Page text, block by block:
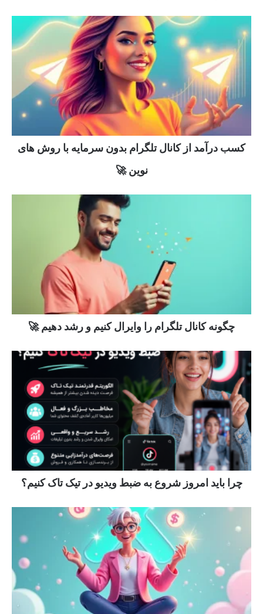
کسب درآمد از کانال تلگرام بدون سرمایه با روش های
نوین 🚀
چگونه کانال تلگرام را وایرال کنیم و رشد دهیم 🚀
چرا باید امروز شروع به ضبط ویدیو در تیک تاک کنیم؟